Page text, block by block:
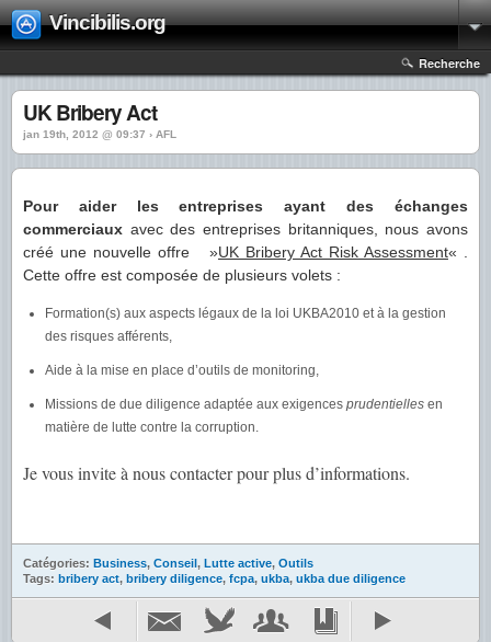
Vincibilis.org
Recherche
UK Bribery Act
jan 19th, 2012 @ 09:37 › AFL
Pour aider les entreprises ayant des échanges
commerciaux avec des entreprises britanniques, nous avons
créé une nouvelle offre »UK Bribery Act Risk Assessment« .
Cette offre est composée de plusieurs volets :
Formation(s) aux aspects légaux de la loi UKBA2010 et à la gestion
des risques afférents,
Aide à la mise en place d’outils de monitoring,
Missions de due diligence adaptée aux exigences prudentielles en
matière de lutte contre la corruption.
Je vous invite à nous contacter pour plus d’informations.
Catégories: Business, Conseil, Lutte active, Outils
Tags: bribery act, bribery diligence, fcpa, ukba, ukba due diligence